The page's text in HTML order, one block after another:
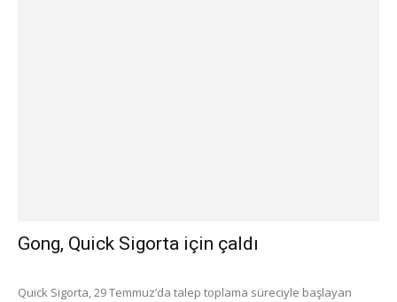
Gong, Quick Sigorta için çaldı
Quick Sigorta, 29 Temmuz’da talep toplama süreciyle başlayan